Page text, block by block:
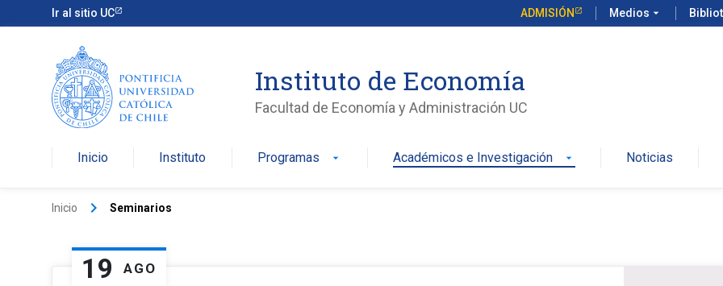
Ir al sitio UC ADMISIÓN Medios arrow_drop_down
Instituto de Economía
Facultad de Economía y Administración UC
Inicio Instituto Programas arrow_drop_down Académicos e Investigación arrow_drop_down Noticias
Inicio keyboard_arrow_right Seminarios
19 AGO